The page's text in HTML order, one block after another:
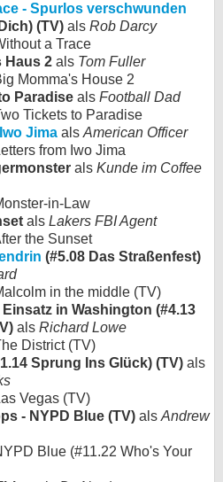
- Spurlos verschwunden
(TV) als Rob Darcy
a Trace
Haus 2 als Tom Fuller
Momma's House 2
Paradise als Football Dad
Tickets to Paradise
Jima als American Officer
from Iwo Jima
als Kunde im Coffee
in-Law
als Lakers FBI Agent
the Sunset
(#5.08 Das Straßenfest)
in the middle (TV)
in Washington (#4.13
als Richard Lowe
District (TV)
Sprung Ins Glück) (TV) als
Vegas (TV)
- NYPD Blue (TV) als Andrew
Blue (#11.22 Who's Your